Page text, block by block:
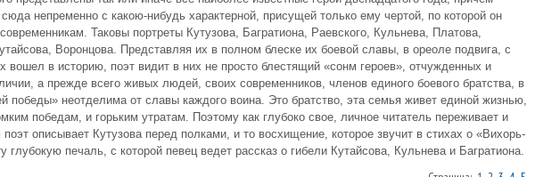
непременно с какою-нибудь характерной, присущей только ему чертой, по которой он
Таковы портреты Кутузова, Багратиона, Раевского, Кульнева, Платова,
Воронцова. Представляя их в полном блеске их боевой славы, в ореоле подвига, с
вошел в историю, поэт видит в них не просто блестящий «сонм героев», отчужденных и
а прежде всего живых людей, своих современников, членов единого боевого братства, в
победы» неотделима от славы каждого воина. Это братство, эта семья живет единой жизнью,
победам, и горьким утратам. Поэтому как глубоко свое, личное читатель переживает и
поэт описывает Кутузова перед полками, и то восхищение, которое звучит в стихах о «Вихорь-
глубокую печаль, с которой певец ведет рассказ о гибели Кутайсова, Кульнева и Багратиона.